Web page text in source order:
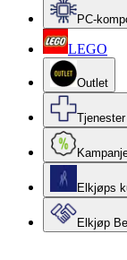
PC-
LEGO
Outlet
Elkjøps
Elkjøp